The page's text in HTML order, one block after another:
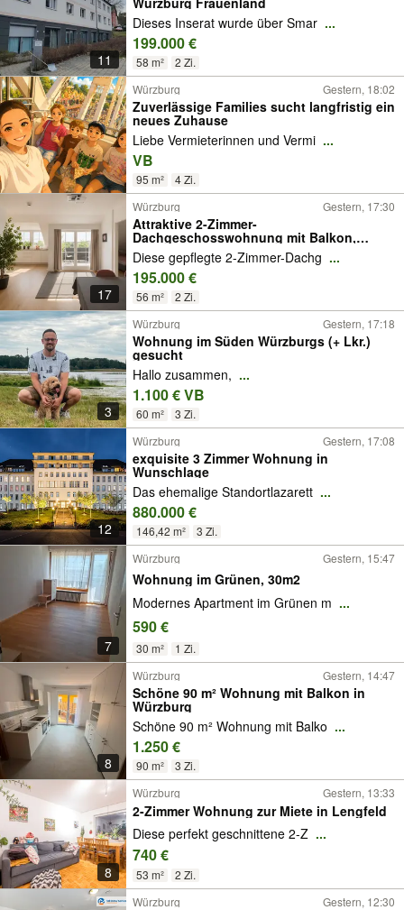
11
Dieses Inserat wurde über Smar ...
199.000 €
58 m²
2 Zi.
Würzburg
Gestern, 18:02
Zuverlässige Families sucht langfristig ein
neues Zuhause
Liebe Vermieterinnen und Vermi ...
VB
95 m² 4 Zi.
17
Würzburg Gestern, 17:30
Attraktive 2-Zimmer-
Dachgeschosswohnung mit Balkon,
Tiefgaragen- und Außenstellplatz in
Würzburg-Heuchelhof
Diese gepflegte 2-Zimmer-Dachg ...
195.000 €
56 m² 2 Zi.
3
Würzburg Gestern, 17:18
Wohnung im Süden Würzburgs (+ Lkr.)
gesucht
Hallo zusammen, ...
1.100 € VB
60 m² 3 Zi.
12
Würzburg Gestern, 17:08
exquisite 3 Zimmer Wohnung in
Wunschlage
Das ehemalige Standortlazarett ...
880.000 €
146,42 m² 3 Zi.
7
Würzburg Gestern, 15:47
Wohnung im Grünen, 30m2
Modernes Apartment im Grünen m ...
590 €
30 m² 1 Zi.
8
Würzburg Gestern, 14:47
Schöne 90 m² Wohnung mit Balkon in
Würzburg
Schöne 90 m² Wohnung mit Balko ...
1.250 €
90 m² 3 Zi.
8
Würzburg Gestern, 13:33
2-Zimmer Wohnung zur Miete in Lengfeld
Diese perfekt geschnittene 2-Z ...
740 €
53 m² 2 Zi.
Würzburg Gestern, 12:30